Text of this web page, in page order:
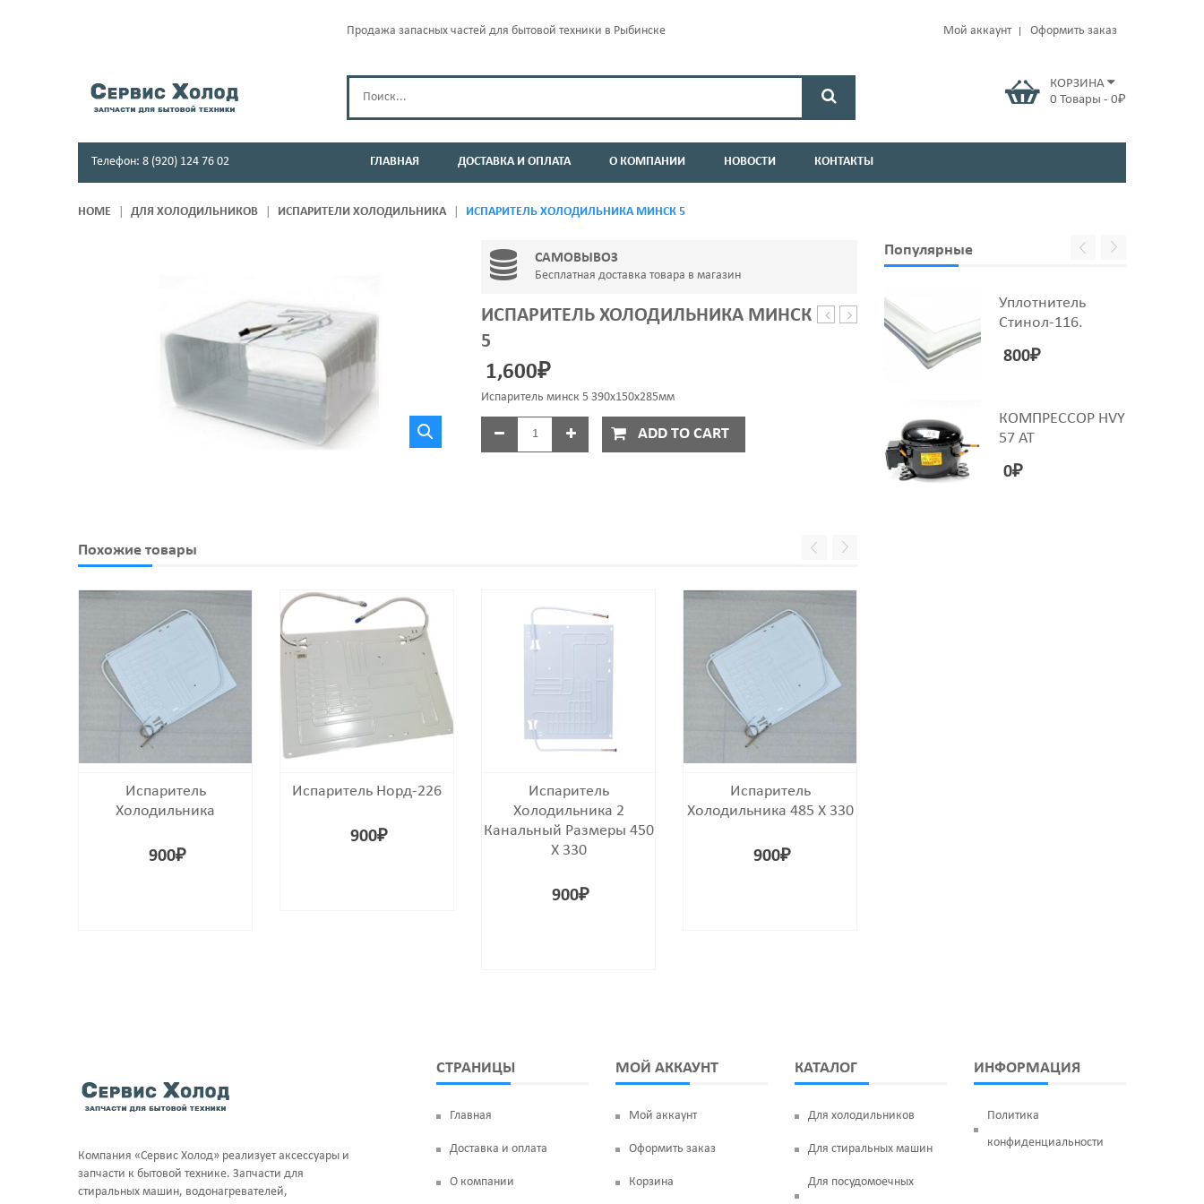
Продажа запасных частей для бытовой техники в Рыбинске Мой аккаунт Оформить заказ
КОРЗИНА
0 Товары - 0₽
Телефон: 8 (920) 124 76 02 ГЛАВНАЯ ДОСТАВКА И ОПЛАТА О КОМПАНИИ НОВОСТИ КОНТАКТЫ
HOME ДЛЯ ХОЛОДИЛЬНИКОВ ИСПАРИТЕЛИ ХОЛОДИЛЬНИКА ИСПАРИТЕЛЬ ХОЛОДИЛЬНИКА МИНСК 5
САМОВЫВОЗ
Бесплатная доставка товара в магазин
ARISTON,
ИСПАРИТЕЛЬ ХОЛОДИЛЬНИКА МИНСК
5
1,600₽
Испаритель минск 5 390х150х285мм
ADD TO CART
Похожие товары
Испаритель
Холодильника
900₽
Испаритель Норд-226
900₽
Испаритель
Холодильника 2
Канальный Размеры 450
Х 330
900₽
Испаритель
Холодильника 485 Х 330
900₽
Популярные
Уплотнитель
Стинол-116.
800₽
КОМПРЕССОР HVY
57 AT
0₽
Компания «Сервис Холод» реализует аксессуары и
запчасти к бытовой технике. Запчасти для
стиральных машин, водонагревателей,
СТРАНИЦЫ
Главная
Доставка и оплата
О компании
МОЙ АККАУНТ
Мой аккаунт
Оформить заказ
Корзина
КАТАЛОГ
Для холодильников
Для стиральных машин
Для посудомоечных
ИНФОРМАЦИЯ
Политика
конфиденциальности